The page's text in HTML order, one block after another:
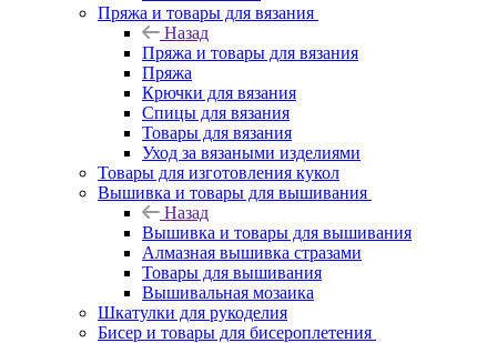
Пряжа и товары для вязания
Назад
Пряжа и товары для вязания
Пряжа
Крючки для вязания
Спицы для вязания
Товары для вязания
Уход за вязаными изделиями
Товары для изготовления кукол
Вышивка и товары для вышивания
Назад
Вышивка и товары для вышивания
Алмазная вышивка стразами
Товары для вышивания
Вышивальная мозаика
Шкатулки для рукоделия
Бисер и товары для бисероплетения